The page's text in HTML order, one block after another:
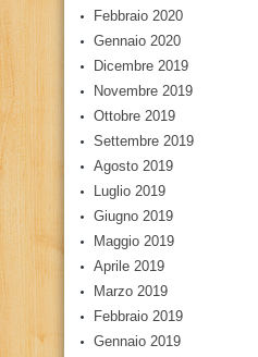
Febbraio 2020
Gennaio 2020
Dicembre 2019
Novembre 2019
Ottobre 2019
Settembre 2019
Agosto 2019
Luglio 2019
Giugno 2019
Maggio 2019
Aprile 2019
Marzo 2019
Febbraio 2019
Gennaio 2019